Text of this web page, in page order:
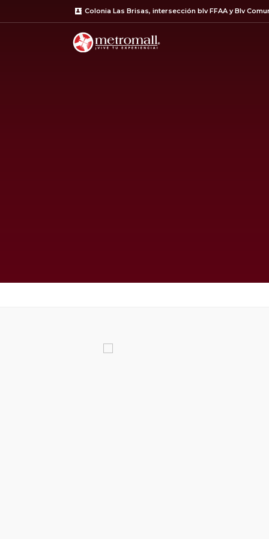
Colonia Las Brisas, intersección blv FFAA y Blv